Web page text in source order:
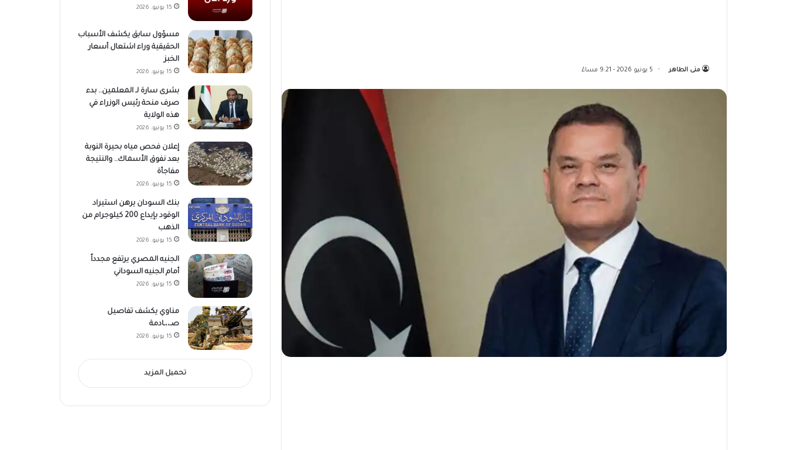
منى الطاهر 5 يونيو 2026 - 9:21 مساءً
15 يونيو، 2026
مسؤول سابق يكشف الأسباب
الحقيقية وراء اشتعال أسعار
الخبز
15 يونيو، 2026
بشرى سارة لـ المعلمين.. بدء
صرف منحة رئيس الوزراء في
هذه الولاية
15 يونيو، 2026
إعلان فحص مياه بحيرة النوبة
بعد نفوق الأسماك.. والنتيجة
مفاجأة
15 يونيو، 2026
بنك السودان يرهن استيراد
الوقود بإيداع 200 كيلوجرام من
الذهب
15 يونيو، 2026
الجنيه المصري يرتفع مجدداً
أمام الجنيه السوداني
15 يونيو، 2026
مناوي يكشف تفاصيل
صـ،،ـادمة
15 يونيو، 2026
تحميل المزيد